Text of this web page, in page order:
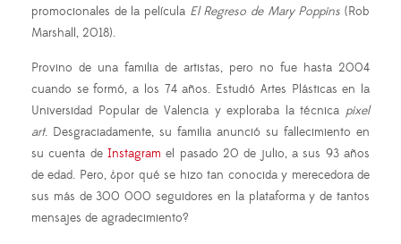
promocionales de la película El Regreso de Mary Poppins (Rob
Marshall, 2018).
Provino de una familia de artistas, pero no fue hasta 2004
cuando se formó, a los 74 años. Estudió Artes Plásticas en la
Universidad Popular de Valencia y exploraba la técnica pixel
art. Desgraciadamente, su familia anunció su fallecimiento en
su cuenta de Instagram el pasado 20 de julio, a sus 93 años
de edad. Pero, ¿por qué se hizo tan conocida y merecedora de
sus más de 300 000 seguidores en la plataforma y de tantos
mensajes de agradecimiento?